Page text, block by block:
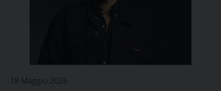
18 Maggio 2026